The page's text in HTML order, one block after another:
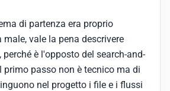
di partenza era proprio
vale la pena descrivere
è l'opposto del search-and-
primo passo non è tecnico ma di
nel progetto i file e i flussi